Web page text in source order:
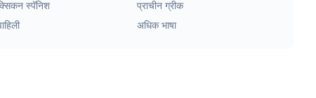
स्पॅनिश
प्राचीन ग्रीक
अधिक भाषा